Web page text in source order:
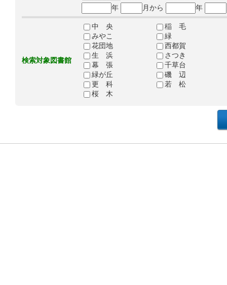
年
月から 年
検索対象図書館
中 央
稲 毛
みやこ
緑
花団地
西都賀
生 浜
さつき
幕 張
千草台
緑が丘
磯 辺
更 科
若 松
桜 木